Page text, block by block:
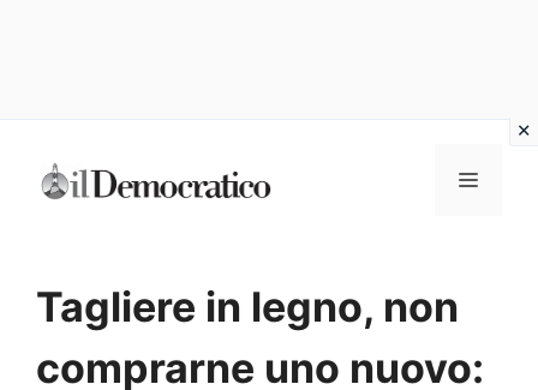
Menu
Tagliere in legno, non
comprarne uno nuovo: